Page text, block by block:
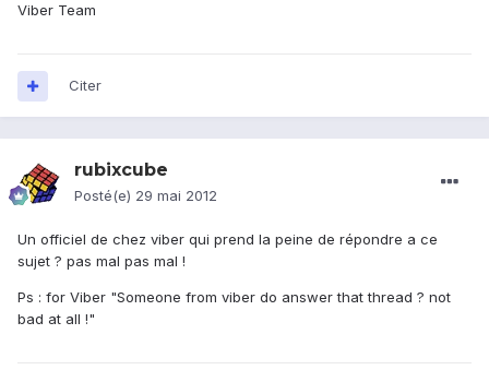
Viber Team
Citer
rubixcube
Posté(e) 29 mai 2012
Un officiel de chez viber qui prend la peine de répondre a ce
sujet ? pas mal pas mal !
Ps : for Viber "Someone from viber do answer that thread ? not
bad at all !"